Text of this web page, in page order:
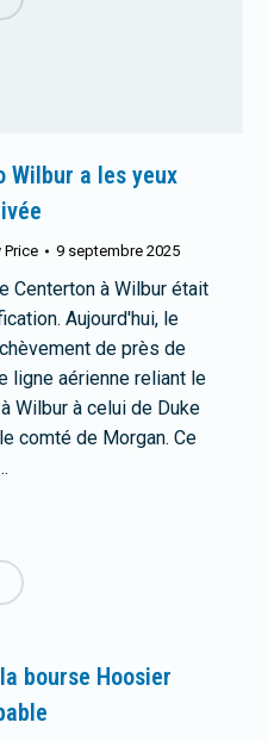
Wilbur a les yeux
Price 9 septembre 2025
Centerton à Wilbur était
Aujourd'hui, le
de près de
ligne aérienne reliant le
Wilbur à celui de Duke
comté de Morgan. Ce
bourse Hoosier